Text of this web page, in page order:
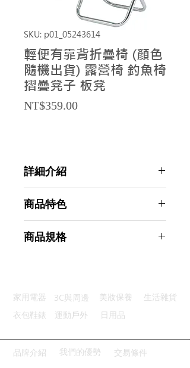
SKU: p01_05243614
輕便有靠背折疊椅 (顏色
隨機出貨) 露營椅 釣魚椅
摺疊凳子 板凳
NT$359.00Price
詳細介紹
商品特色
輕便折疊：方便可折疊小巧易攜帶
商品規格
主要材質：鋁合金、牛津布
商品尺寸：46*28*23cm
產地名稱：中國大陸
代理商：亞桓有限公司
家用電器 3C與周邊 美妝保養
生活雜貨
衣包鞋錶
運動戶外 日用品
品牌介紹 我們的優勢 交易條件